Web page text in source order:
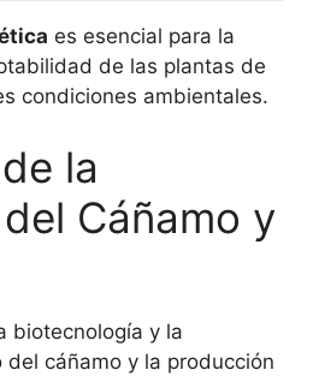
es esencial para la
de las plantas de
condiciones ambientales.
la
Cáñamo y
biotecnología y la
cáñamo y la producción